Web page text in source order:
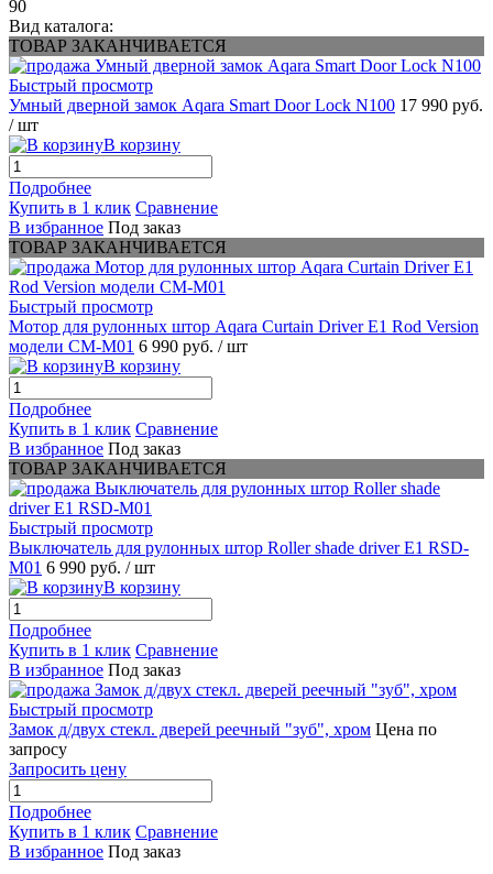
90
Вид каталога:
ТОВАР ЗАКАНЧИВАЕТСЯ
Быстрый просмотр
Умный дверной замок Aqara Smart Door Lock N100 17 990 руб.
/ шт
В корзину
Подробнее
Купить в 1 клик Сравнение
В избранное Под заказ
ТОВАР ЗАКАНЧИВАЕТСЯ
Быстрый просмотр
Мотор для рулонных штор Aqara Curtain Driver E1 Rod Version
модели CM-M01 6 990 руб. / шт
В корзину
Подробнее
Купить в 1 клик Сравнение
В избранное Под заказ
ТОВАР ЗАКАНЧИВАЕТСЯ
Быстрый просмотр
Выключатель для рулонных штор Roller shade driver E1 RSD-
M01 6 990 руб. / шт
В корзину
Подробнее
Купить в 1 клик Сравнение
В избранное Под заказ
Быстрый просмотр
Замок д/двух стекл. дверей реечный "зуб", хром Цена по
запросу
Запросить цену
Подробнее
Купить в 1 клик Сравнение
В избранное Под заказ